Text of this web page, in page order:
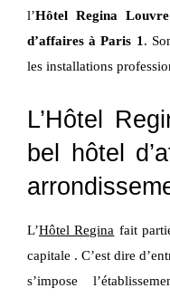
l’Hôtel Regina Louvre
d’affaires à Paris 1 .
les installations
L’Hôtel
bel hôtel
L’Hôtel Regina fait
capitale . C’est dire
s’impose